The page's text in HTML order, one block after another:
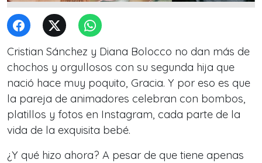
Cristian Sánchez y Diana Bolocco no dan más de
chochos y orgullosos con su segunda hija que
nació hace muy poquito, Gracia. Y por eso es que
la pareja de animadores celebran con bombos,
platillos y fotos en Instagram, cada parte de la
vida de la exquisita bebé.
¿Y qué hizo ahora? A pesar de que tiene apenas